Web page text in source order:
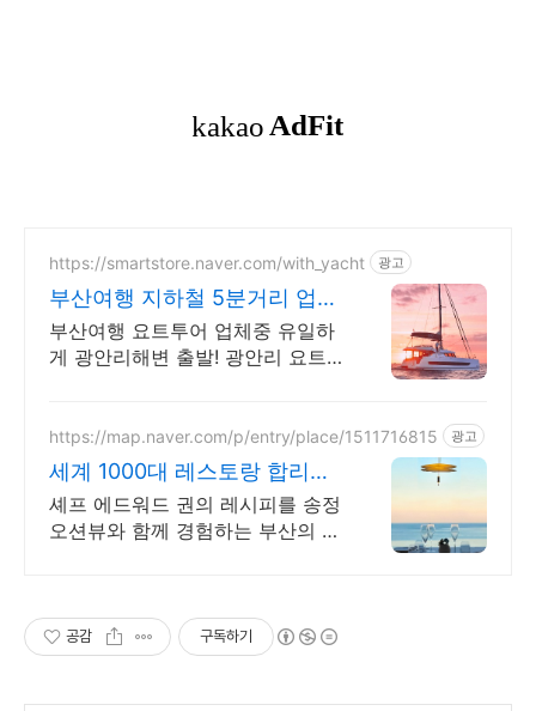
https://smartstore.naver.com/with_yacht 광고
부산여행 지하철 5분거리 업계
유일 광안리해변 출발!
부산여행 요트투어 업체중 유일하
게 광안리해변 출발! 광안리 요트-
https://map.naver.com/p/entry/place/1511716815 광고
세계 1000대 레스토랑 합리적
인 프렌치 파인다이닝
셰프 에드워드 권의 레시피를 송정
오션뷰와 함께 경험하는 부산의 명
공감 구독하기